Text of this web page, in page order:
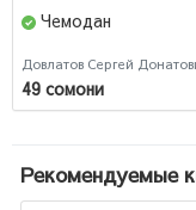
Чемодан
Довлатов Сергей
49 сомони
Рекомендуемые